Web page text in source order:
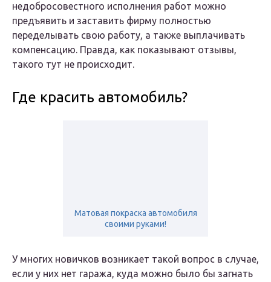
недобросовестного исполнения работ можно
предъявить и заставить фирму полностью
переделывать свою работу, а также выплачивать
компенсацию. Правда, как показывают отзывы,
такого тут не происходит.
Где красить автомобиль?
Матовая покраска автомобиля
своими руками!
У многих новичков возникает такой вопрос в случае,
если у них нет гаража, куда можно было бы загнать